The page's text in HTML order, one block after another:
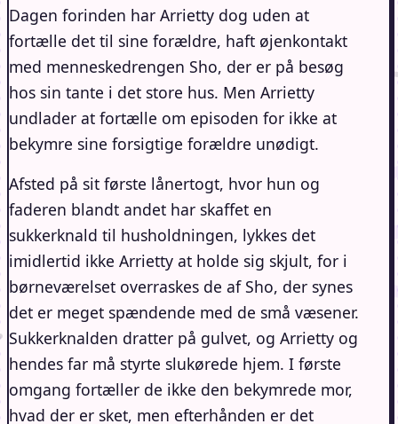
Dagen forinden har Arrietty dog uden at
fortælle det til sine forældre, haft øjenkontakt
med menneskedrengen Sho, der er på besøg
hos sin tante i det store hus. Men Arrietty
undlader at fortælle om episoden for ikke at
bekymre sine forsigtige forældre unødigt.
Afsted på sit første lånertogt, hvor hun og
faderen blandt andet har skaffet en
sukkerknald til husholdningen, lykkes det
imidlertid ikke Arrietty at holde sig skjult, for i
børneværelset overraskes de af Sho, der synes
det er meget spændende med de små væsener.
Sukkerknalden dratter på gulvet, og Arrietty og
hendes far må styrte slukørede hjem. I første
omgang fortæller de ikke den bekymrede mor,
hvad der er sket, men efterhånden er det